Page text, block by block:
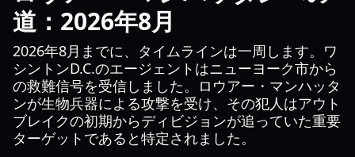
道：2026年8月
2026年8月までに、タイムラインは一周します。ワ
シントンD.C.のエージェントはニューヨーク市から
の救難信号を受信しました。ロウアー・マンハッタ
ンが生物兵器による攻撃を受け、その犯人はアウト
ブレイクの初期からディビジョンが追っていた重要
ターゲットであると特定されました。